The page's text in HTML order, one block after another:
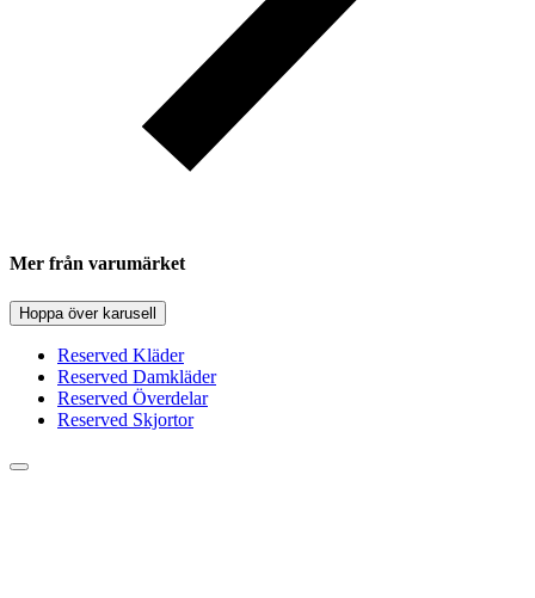
Mer från varumärket
Hoppa över karusell
Reserved Kläder
Reserved Damkläder
Reserved Överdelar
Reserved Skjortor